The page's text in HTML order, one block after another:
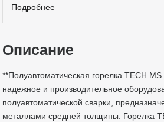
Подробнее
Описание
**Полуавтоматическая горелка TECH
надежное и производительное
полуавтоматической сварки,
металлами средней толщины. Горелка